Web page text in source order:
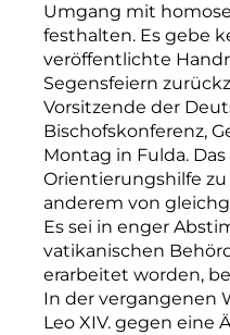
Umgang mit
festhalten. Es gebe
veröffentlichte
Segensfeiern
Vorsitzende der
Bischofskonferenz,
Montag in Fulda.
Orientierungshilfe
anderem von
Es sei in enger
vatikanischen
erarbeitet worden,
In der vergangenen
Leo XIV. gegen eine